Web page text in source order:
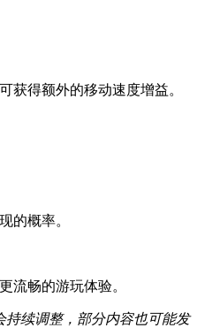
获得额外的移动速度增益。
的概率。
流畅的游玩体验。
持续调整，部分内容也可能发